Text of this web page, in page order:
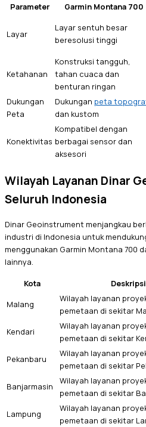
Parameter Garmin Montana 700
Layar
Layar sentuh besar
beresolusi tinggi
Ketahanan
Konstruksi tangguh,
tahan cuaca dan
benturan ringan
Dukungan
Peta
Dukungan peta
dan kustom
Konektivitas
Kompatibel dengan
berbagai sensor dan
aksesori
Wilayah Layanan Dinar
Seluruh Indonesia
Dinar Geoinstrument menjangkau
industri di Indonesia untuk
menggunakan Garmin Montana 700
lainnya.
Kota
Malang
Wilayah layanan
pemetaan di sekitar
Kendari
Wilayah layanan
pemetaan di sekitar
Pekanbaru
Wilayah layanan
pemetaan di sekitar
Banjarmasin
Wilayah layanan
pemetaan di sekitar
Lampung
Wilayah layanan
pemetaan di sekitar